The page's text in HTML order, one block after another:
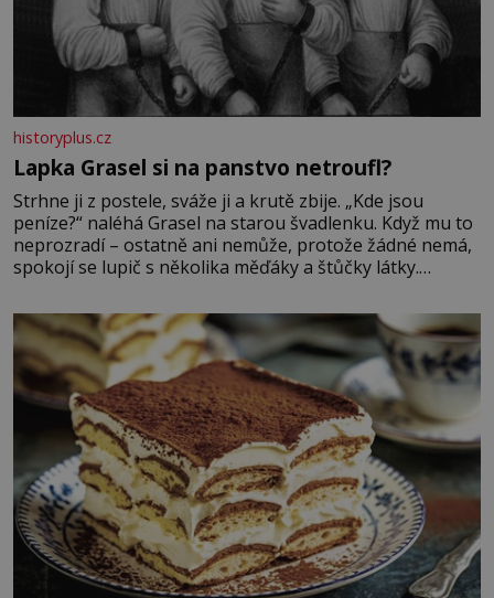
historyplus.cz
Lapka Grasel si na panstvo netroufl?
Strhne ji z postele, sváže ji a krutě zbije. „Kde jsou
peníze?“ naléhá Grasel na starou švadlenku. Když mu to
neprozradí – ostatně ani nemůže, protože žádné nemá,
spokojí se lupič s několika měďáky a štůčky látky.
krutý. Jeho činy budí hrůzu ještě dlouho po jeho smrti